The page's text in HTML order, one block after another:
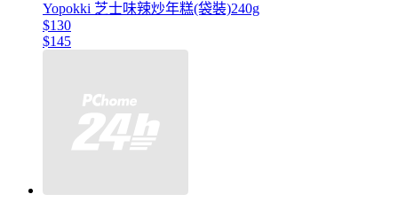
Yopokki 芝士味辣炒年糕(袋裝)240g
$130
$145